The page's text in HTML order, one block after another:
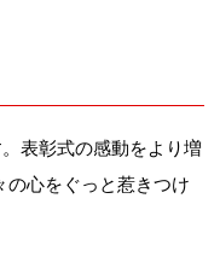
表彰式の感動をより増
の心をぐっと惹きつけ